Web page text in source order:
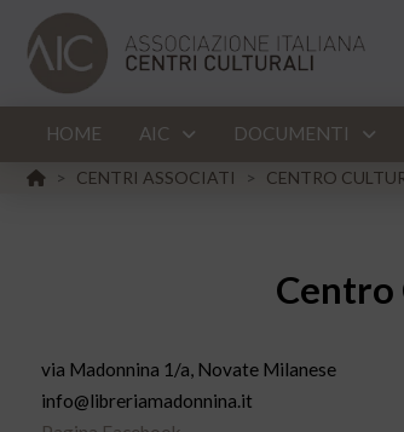
HOME AIC DOCUMENTI
HOME
> CENTRI ASSOCIATI > CENTRO
Centro
via Madonnina 1/a, Novate Milanese
info@libreriamadonnina.it